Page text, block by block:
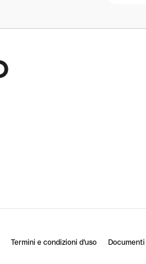
Termini e condizioni d'uso